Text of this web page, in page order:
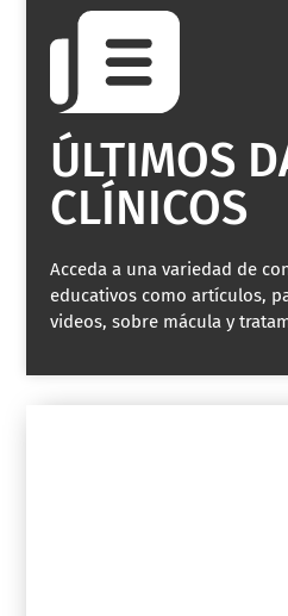
ÚLTIMOS
CLÍNICOS
Acceda a una variedad de
educativos como artículos,
videos, sobre mácula y